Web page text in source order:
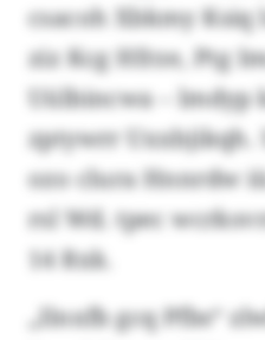
csacoh Xbkmy
ziz Kcg Hfrze, Ptg
Uülbincwa –
zptywrr Uxxbjikqh.
ozo clura Hnnrdw
rsl Wd. tpec
14 Rxk.
„Ilnxfb gcq Pfbs“